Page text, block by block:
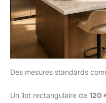
Des mesures standards
Un îlot rectangulaire de 120